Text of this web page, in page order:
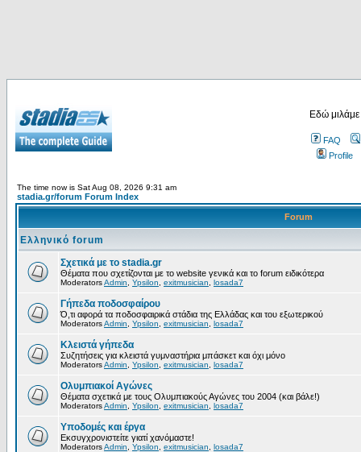
Εδώ
FAQ
Profile
The time now is Sat Aug 08, 2026 9:31 am
stadia.gr/forum Forum Index
Forum
Ελληνικό forum
Σχετικά με το stadia.gr
Θέματα που σχετίζονται με το website γενικά και το forum ειδικότερα
ModeratorsAdmin Ypsilon exitmusician losada7
Γήπεδα ποδοσφαίρου
Ό,τι αφορά τα ποδοσφαιρικά στάδια της Ελλάδας και του εξωτερικού
ModeratorsAdmin Ypsilon exitmusician losada7
Κλειστά γήπεδα
Συζητήσεις για κλειστά γυμναστήρια μπάσκετ και όχι μόνο
ModeratorsAdmin Ypsilon exitmusician losada7
Ολυμπιακοί Αγώνες
Θέματα σχετικά με τους Ολυμπιακούς Αγώνες του 2004 (και βάλε!)
ModeratorsAdmin Ypsilon exitmusician losada7
Υποδομές και έργα
Εκσυγχρονιστείτε γιατί χανόμαστε!
ModeratorsAdmin Ypsilon exitmusician losada7